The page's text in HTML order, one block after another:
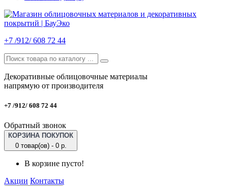
+7 /912/ 608 72 44
Декоративные облицовочные материалы
напрямую от производителя
+7 /912/ 608 72 44
Обратный звонок
КОРЗИНА ПОКУПОК
0 товар(ов) - 0 р.
В корзине пусто!
Акции Контакты